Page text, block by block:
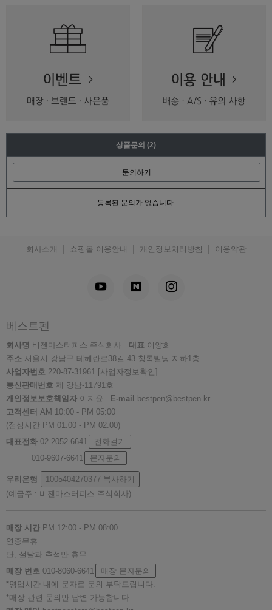
상품문의 (2)
문의하기
등록된 문의가 없습니다.
회사소개 쇼핑몰 이용안내 개인정보처리방침 이용약관
베스트펜
회사명 비젠마스터피스 주식회사 대표 이양희
주소 서울시 강남구 테헤란로38길 43 청록빌딩 지하1층
사업자번호 220-87-31961 [사업자정보확인]
통신판매번호 제 강남-11791호
개인정보보호책임자 이지윤 E-mail
bestpen@bestpen.kr
고객센터 AM 10:00 - PM 05:00
(점심시간 PM 01:00 - PM 02:00)
대표전화 02-2052-6641
전화걸기
010-9607-6641
문자문의
우리은행 1005404270377 복사하기
(예금주 : 비젠마스터피스 주식회사)
매장 시간 PM 12:00 - PM 08:00
연중무휴
단, 설날과 추석만 휴무
매장 번호 010-8060-6641
매장 문자문의
*영업시간 내에 문자로 문의 부탁드립니다.
*매장 관련 문의만 답변 가능합니다.